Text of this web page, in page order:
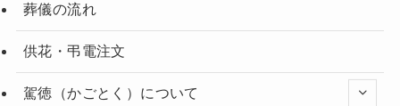
葬儀の流れ
供花・弔電注文
駕徳（かごとく）について